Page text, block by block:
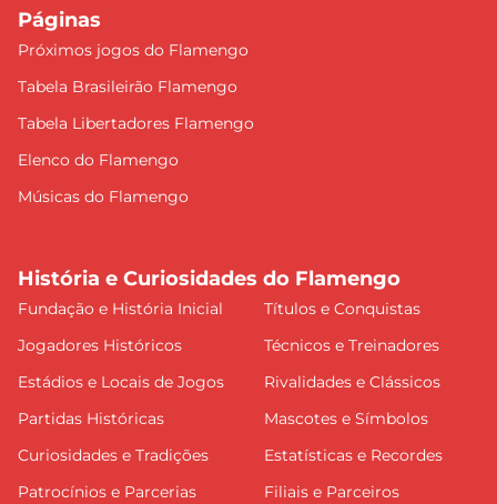
Páginas
Próximos jogos do Flamengo
Tabela Brasileirão Flamengo
Tabela Libertadores Flamengo
Elenco do Flamengo
Músicas do Flamengo
História e Curiosidades do Flamengo
Fundação e História Inicial
Títulos e Conquistas
Jogadores Históricos
Técnicos e Treinadores
Estádios e Locais de Jogos
Rivalidades e Clássicos
Partidas Históricas
Mascotes e Símbolos
Curiosidades e Tradições
Estatísticas e Recordes
Patrocínios e Parcerias
Filiais e Parceiros